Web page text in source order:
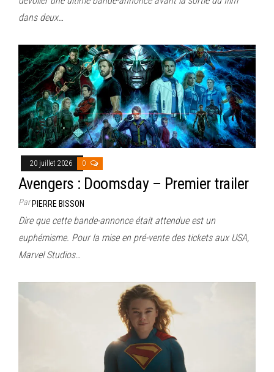
dans deux…
20 juillet 2026 0
Avengers : Doomsday – Premier trailer
ParPIERRE BISSON
Dire que cette bande-annonce était attendue est un
euphémisme. Pour la mise en pré-vente des tickets aux USA,
Marvel Studios…